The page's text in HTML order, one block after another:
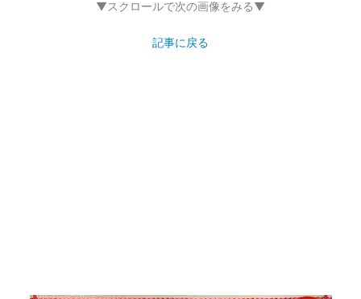
▼スクロールで次の画像をみる▼
記事に戻る